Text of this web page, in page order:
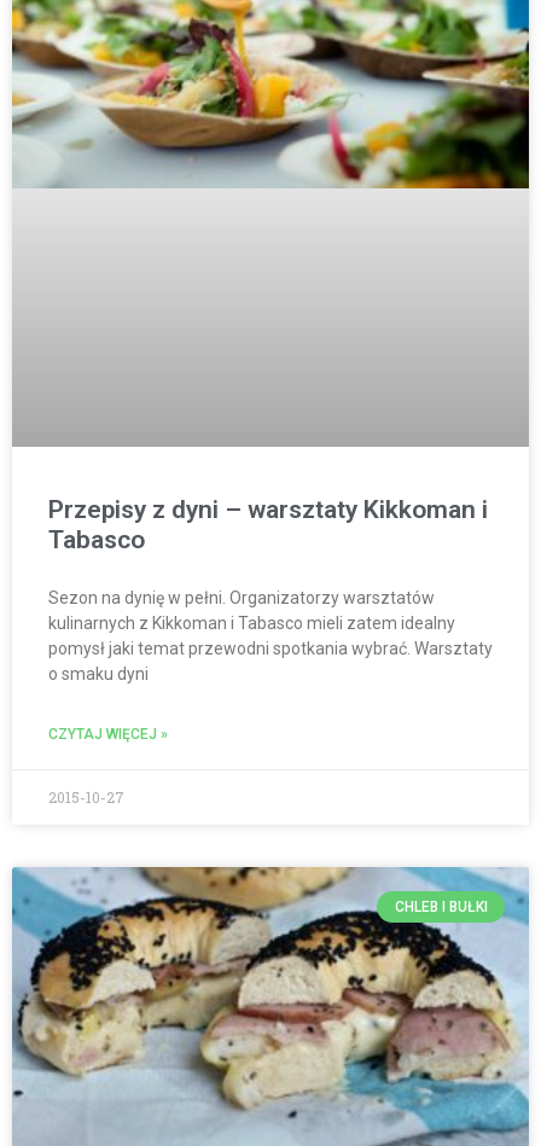
Przepisy z dyni – warsztaty Kikkoman i
Tabasco
Sezon na dynię w pełni. Organizatorzy warsztatów
kulinarnych z Kikkoman i Tabasco mieli zatem idealny
pomysł jaki temat przewodni spotkania wybrać. Warsztaty
o smaku dyni
CZYTAJ WIĘCEJ »
2015-10-27
CHLEB I BUŁKI